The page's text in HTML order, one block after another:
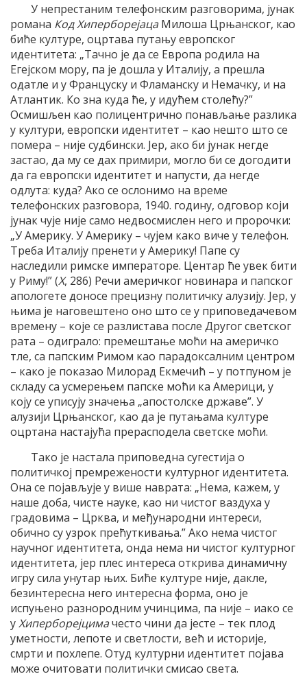
У непрестаним телефонским разговорима, јунак
романа Код ХиперборејацаМилоша Црњанског, као
биће културе, оцртава путању европског
идентитета: „Тачно је да се Европа родила на
Егејском мору, па је дошла у Италију, а прешла
одатле и у Француску и Фламанску и Немачку, и на
Атлантик. Ко зна куда ће, у идућем столећу?”
Осмишљен као полицентрично понављање разлика
у култури, европски идентитет – као нешто што се
помера – није судбински. Јер, ако би јунак негде
застао, да му се дах примири, могло би се догодити
да га европски идентитет и напусти, да негде
одлута: куда? Ако се ослонимо на време
телефонских разговора, 1940. годину, одговор који
јунак чује није само недвосмислен него и пророчки:
„У Америку. У Америку – чујем како виче у телефон.
Треба Италију пренети у Америку! Папе су
наследили римске императоре. Центар ће увек бити
у Риму!” (Х, 286) Речи америчког новинара и папског
апологете доносе прецизну политичку алузију. Јер, у
њима је наговештено оно што се у приповедачевом
времену – које се разлистава после Другог светског
рата – одиграло: премештање моћи на америчко
тле, са папским Римом као парадоксалним центром
– како је показао Милорад Екмечић – у потпуном је
складу са усмерењем папске моћи ка Америци, у
коју се уписују значења „апостолске државе”. У
алузији Црњанског, као да је путањама културе
оцртана настајућа прерасподела светске моћи.
Тако је настала приповедна сугестија о
политичкој премрежености културног идентитета.
Она се појављује у више наврата: „Нема, кажем, у
наше доба, чисте науке, као ни чистог ваздуха у
градовима – Црква, и међународни интереси,
обично су узрок прећуткивања.” Ако нема чистог
научног идентитета, онда нема ни чистог културног
идентитета, јер плес интереса открива динамичну
игру сила унутар њих. Биће културе није, дакле,
безинтересна него интересна форма, оно је
испуњено разнородним учинцима, па није – иако се
уХиперборејцимачесто чини да јесте – тек плод
уметности, лепоте и светлости, већ и историје,
смрти и похлепе. Отуд културни идентитет појава
може очитовати политички смисао света.